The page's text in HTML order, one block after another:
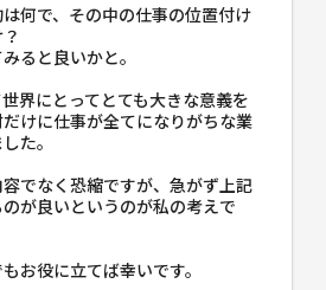
何で、その中の仕事の位置付け
ると良いかと。
界にとってとても大きな意義を
けに仕事が全てになりがちな業
た。
でなく恐縮ですが、急がず上記
が良いというのが私の考えで
お役に立てば幸いです。